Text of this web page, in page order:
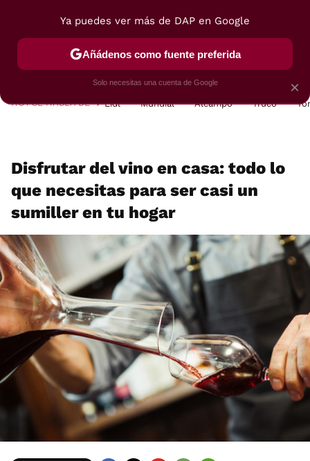
POSTRES VIAJES SELECCIÓN VEGUI
HOY SE HABLA DE Lidl Mundial Alcampo Truco
Disfrutar del vino en casa: todo lo
que necesitas para ser casi un
sumiller en tu hogar
×
Ya puedes ver más de DAP en Google
Añádenos como fuente preferida
Solo necesitas una cuenta de Google